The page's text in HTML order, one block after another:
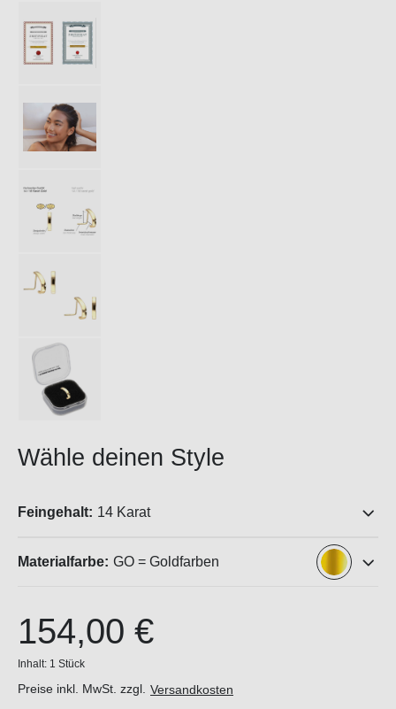
Wähle deinen Style
Feingehalt: 14 Karat
Materialfarbe: GO = Goldfarben
154,00 €
Inhalt: 1 Stück
Preise inkl. MwSt. zzgl. Versandkosten